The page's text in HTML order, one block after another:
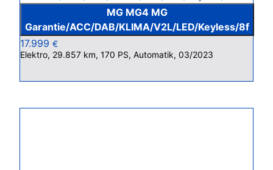
MG MG4 MG
Garantie/ACC/DAB/KLIMA/V2L/LED/Keyless/8f
17.999 €
Elektro, 29.857 km, 170 PS, Automatik, 03/2023